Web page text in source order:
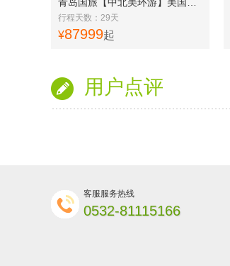
行程天数：29天
¥87999起
用户点评
客服服务热线
0532-81115166